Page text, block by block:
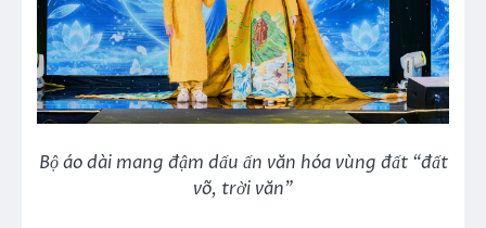
Bộ áo dài mang đậm dấu ấn văn hóa vùng đất “đất
võ, trời văn”